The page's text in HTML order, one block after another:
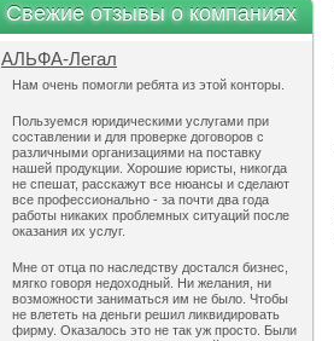
Свежие отзывы о компаниях
АЛЬФА-Легал
Нам очень помогли ребята из этой конторы.
Пользуемся юридическими услугами при
составлении и для проверке договоров с
различными организациями на поставку
нашей продукции. Хорошие юристы, никогда
не спешат, расскажут все нюансы и сделают
все профессионально - за почти два года
работы никаких проблемных ситуаций после
оказания их услуг.
Мне от отца по наследству достался бизнес,
мягко говоря недоходный. Ни желания, ни
возможности заниматься им не было. Чтобы
не влететь на деньги решил ликвидировать
фирму. Оказалось это не так уж просто. Были